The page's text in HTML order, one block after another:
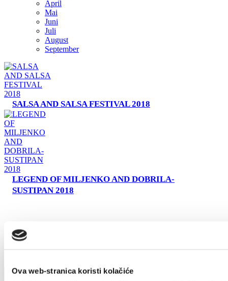
Ova web-stranica koristi kolačiće
Turistički ured
Safe in Dalmatia
de
+385 21 227 933 info@kastela-info.hr
Villa Nika, Kamberovo šetalište 30,
21216 Kaštel Stari, Hrvatska
April
Mai
Juni
Juli
August
September
SALSA AND SALSA FESTIVAL 2018
LEGEND OF MILJENKO AND DOBRILA-
SUSTIPAN 2018